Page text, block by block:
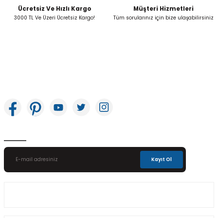
Gönder
Ücretsiz Ve Hızlı Kargo
3000 TL Ve Üzeri Ücretsiz Kargo!
Müşteri Hizmetleri
Tüm sorularınız için bize ulaşabilirsiniz
Kayıt Ol